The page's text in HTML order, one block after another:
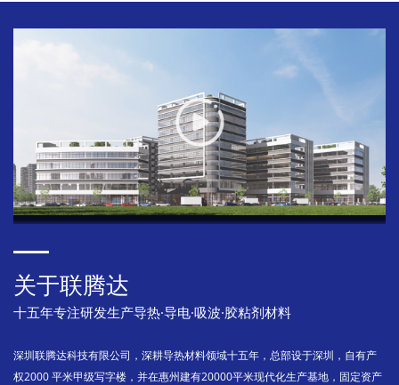
关于联腾达
十五年专注研发生产导热·导电·吸波·胶粘剂材料
深圳联腾达科技有限公司，深耕导热材料领域十五年，总部设于深圳，自有产
权2000 平米甲级写字楼，并在惠州建有20000平米现代化生产基地，固定资产